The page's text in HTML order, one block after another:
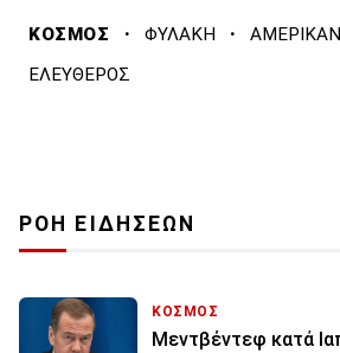
ΚΟΣΜΟΣ · ΦΥΛΑΚΗ ·
ΕΛΕΥΘΕΡΟΣ
ΡΟΗ ΕΙΔΗΣΕΩΝ
ΚΟΣΜΟΣ
Μεντβέντεφ κατά